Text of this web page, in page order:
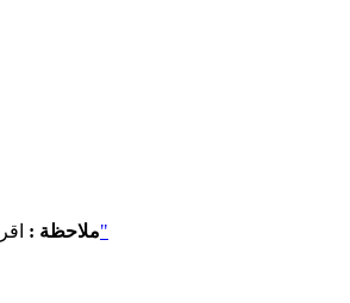
ملاحظة :"أفضل 6 برامج للوصول غير المراقب عن بُعد يجب على الشركات مراعاتها"